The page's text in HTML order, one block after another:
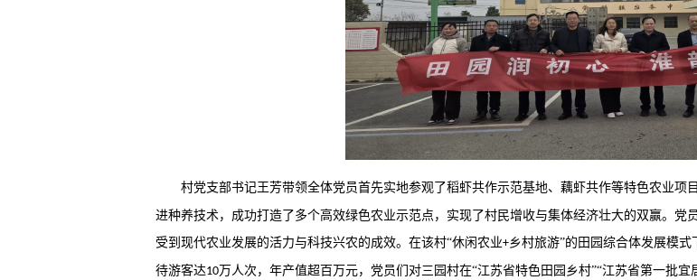
村党支部书记王芳带领全体党员首先实地参观了稻虾共作示范基地、藕虾共作等特色农业项目
进种养技术，成功打造了多个高效绿色农业示范点，实现了村民增收与集体经济壮大的双赢。
受到现代农业发展的活力与科技兴农的成效。 在该村“休闲农业+乡村旅游”的田园综合体发展模式
待游客达10万人次 ，年产值超百万元，党员们对三园村在“江苏省特色田园乡村”“江苏省第一批